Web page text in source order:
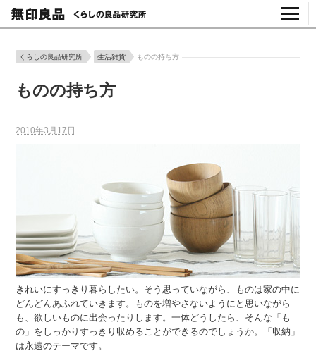
くらしの良品研究所 生活雑貨 ものの持ち方
ものの持ち方
2010年3月17日
きれいにすっきり暮らしたい。そう思っていながら、ものは家の中に
どんどんあふれていきます。ものを増やさないようにと思いながら
も、欲しいものに出会ったりします。一体どうしたら、そんな「も
の」をしっかりすっきり収めることができるのでしょうか。「収納」
は永遠のテーマです。